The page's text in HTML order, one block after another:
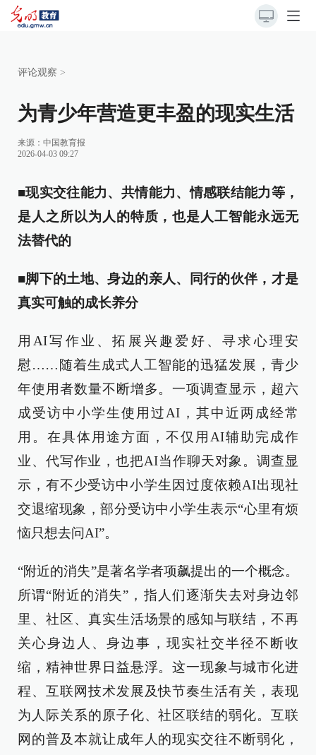
评论观察 >
为青少年营造更丰盈的现实生活
来源： 中国教育报
2026-04-03 09:27
■现实交往能力、共情能力、情感联结能力等，
是人之所以为人的特质，也是人工智能永远无
法替代的
■脚下的土地、身边的亲人、同行的伙伴，才是
真实可触的成长养分
用AI写作业、拓展兴趣爱好、寻求心理安
慰……随着生成式人工智能的迅猛发展，青少
年使用者数量不断增多。一项调查显示，超六
成受访中小学生使用过AI，其中近两成经常
用。在具体用途方面，不仅用AI辅助完成作
业、代写作业，也把AI当作聊天对象。调查显
示，有不少受访中小学生因过度依赖AI出现社
交退缩现象，部分受访中小学生表示“心里有烦
恼只想去问AI”。
“附近的消失”是著名学者项飙提出的一个概念。
所谓“附近的消失”，指人们逐渐失去对身边邻
里、社区、真实生活场景的感知与联结，不再
关心身边人、身边事，现实社交半径不断收
缩，精神世界日益悬浮。这一现象与城市化进
程、互联网技术发展及快节奏生活有关，表现
为人际关系的原子化、社区联结的弱化。互联
网的普及本就让成年人的现实交往不断弱化，